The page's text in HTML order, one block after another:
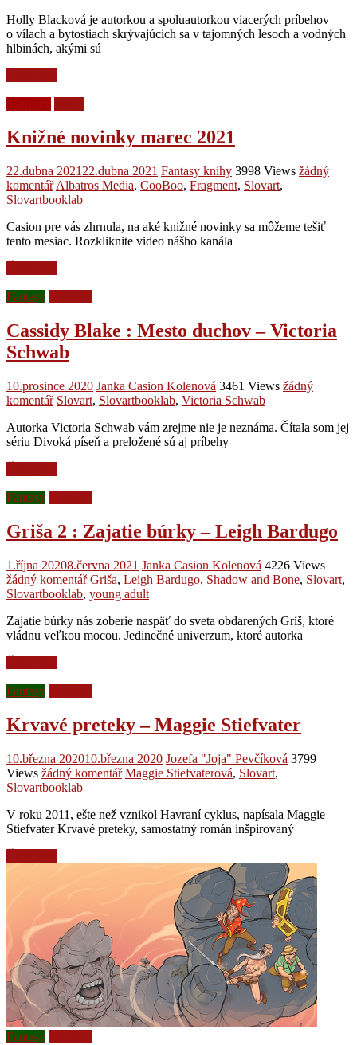
Holly Blacková je autorkou a spoluautorkou viacerých príbehov
o vílach a bytostiach skrývajúcich sa v tajomných lesoch a vodných
hlbinách, akými sú
Knižné novinky marec 2021
22.dubna 2021 22.dubna 2021 Fantasy knihy 3998 Views žádný
komentář Albatros Media, CooBoo, Fragment, Slovart,
Slovartbooklab
Casion pre vás zhrnula, na aké knižné novinky sa môžeme tešiť
tento mesiac. Rozkliknite video nášho kanála
Fantasy
Cassidy Blake : Mesto duchov – Victoria
Schwab
10.prosince 2020 Janka Casion Kolenová 3461 Views žádný
komentář Slovart, Slovartbooklab, Victoria Schwab
Autorka Victoria Schwab vám zrejme nie je neznáma. Čítala som jej
sériu Divoká píseň a preložené sú aj príbehy
Fantasy
Griša 2 : Zajatie búrky – Leigh Bardugo
1.října 20208.června 2021 Janka Casion Kolenová 4226 Views
žádný komentář Griša, Leigh Bardugo, Shadow and Bone, Slovart,
Slovartbooklab, young adult
Zajatie búrky nás zoberie naspäť do sveta obdarených Gríš, ktoré
vládnu veľkou mocou. Jedinečné univerzum, ktoré autorka
Fantasy
Krvavé preteky – Maggie Stiefvater
10.března 202010.března 2020 Jozefa "Joja" Pevčíková 3799
Views žádný komentář Maggie Stiefvaterová, Slovart,
Slovartbooklab
V roku 2011, ešte než vznikol Havraní cyklus, napísala Maggie
Stiefvater Krvavé preteky, samostatný román inšpirovaný
Fantasy